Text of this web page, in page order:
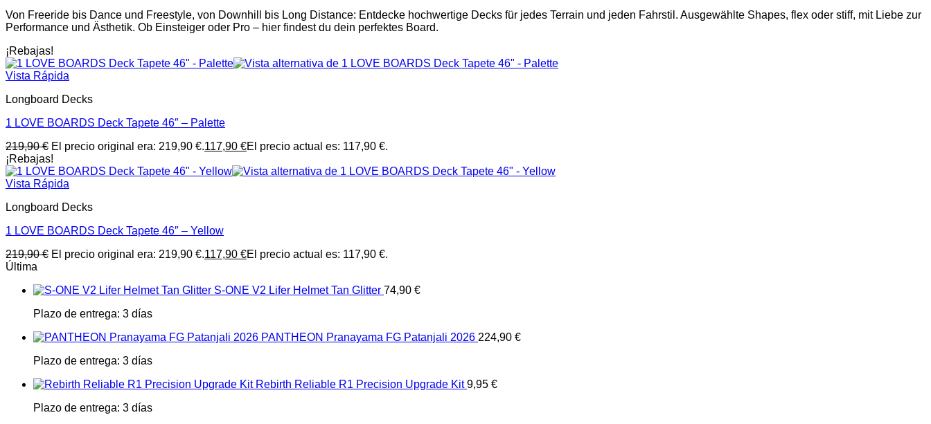
Von Freeride bis Dance und Freestyle, von Downhill bis Long Distance: Entdecke hochwertige Decks für jedes Terrain und jeden Fahrstil. Ausgewählte Shapes, flex oder stiff, mit Liebe zur
Performance und Ästhetik. Ob Einsteiger oder Pro – hier findest du dein perfektes Board.
¡Rebajas!
Vista Rápida
Longboard Decks
1 LOVE BOARDS Deck Tapete 46″ – Palette
219,90€ El precio original era: 219,90 €.117,90 €El precio actual es: 117,90 €.
¡Rebajas!
Vista Rápida
Longboard Decks
1 LOVE BOARDS Deck Tapete 46″ – Yellow
219,90€ El precio original era: 219,90 €.117,90 €El precio actual es: 117,90 €.
Última
S-ONE V2 Lifer Helmet Tan Glitter 74,90 €
Plazo de entrega: 3 días
PANTHEON Pranayama FG Patanjali 2026 224,90 €
Plazo de entrega: 3 días
Rebirth Reliable R1 Precision Upgrade Kit 9,95 €
Plazo de entrega: 3 días